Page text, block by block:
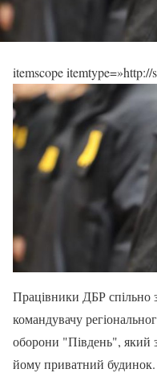
itemscope
​Працівники ДБР спільно
командувачу
оборони "Південь", який
йому приватний будинок.